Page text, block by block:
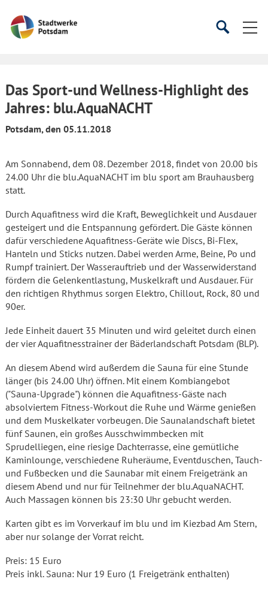
Startseite
SucheSuche
Das Sport-und Wellness-Highlight des
Jahres: blu.AquaNACHT
Potsdam, den 05.11.2018
Am Sonnabend, dem 08. Dezember 2018, findet von 20.00 bis
24.00 Uhr die blu.AquaNACHT im blu sport am Brauhausberg
statt.
Durch Aquafitness wird die Kraft, Beweglichkeit und Ausdauer
gesteigert und die Entspannung gefördert. Die Gäste können
dafür verschiedene Aquafitness-Geräte wie Discs, Bi-Flex,
Hanteln und Sticks nutzen. Dabei werden Arme, Beine, Po und
Rumpf trainiert. Der Wasserauftrieb und der Wasserwiderstand
fördern die Gelenkentlastung, Muskelkraft und Ausdauer. Für
den richtigen Rhythmus sorgen Elektro, Chillout, Rock, 80 und
90er.
Jede Einheit dauert 35 Minuten und wird geleitet durch einen
der vier Aquafitnesstrainer der Bäderlandschaft Potsdam (BLP).
An diesem Abend wird außerdem die Sauna für eine Stunde
länger (bis 24.00 Uhr) öffnen. Mit einem Kombiangebot
("Sauna-Upgrade") können die Aquafitness-Gäste nach
absolviertem Fitness-Workout die Ruhe und Wärme genießen
und dem Muskelkater vorbeugen. Die Saunalandschaft bietet
fünf Saunen, ein großes Ausschwimmbecken mit
Sprudelliegen, eine riesige Dachterrasse, eine gemütliche
Kaminlounge, verschiedene Ruheräume, Eventduschen, Tauch-
und Fußbecken und die Saunabar mit einem Freigetränk an
diesem Abend und nur für Teilnehmer der blu.AquaNACHT.
Auch Massagen können bis 23:30 Uhr gebucht werden.
Karten gibt es im Vorverkauf im blu und im Kiezbad Am Stern,
aber nur solange der Vorrat reicht.
Preis: 15 Euro
Preis inkl. Sauna: Nur 19 Euro (1 Freigetränk enthalten)